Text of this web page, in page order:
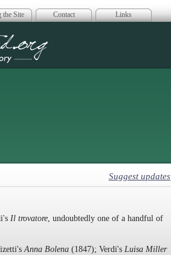
the Site Contact Links
Suggest updates
Il trovatore , undoubtedly one of a handful of
Anna Bolena (1847); Verdi's Luisa Miller